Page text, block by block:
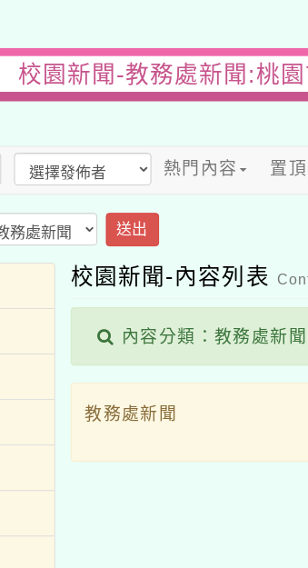
校園新聞-教務處新聞:桃
熱門內容 置
送出
校園新聞-內容列表
內容分類：教務處新聞
教務處新聞